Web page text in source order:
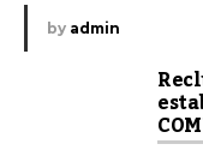
by admin